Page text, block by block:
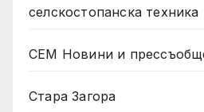
селскостопанска техника
СЕМ Новини и
Стара Загора